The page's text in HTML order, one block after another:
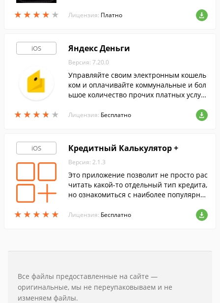
★ ★ ★ ★ ★
★ ★ ★ ★ ★ Лицензия: Платно
iOS
★ ★ ★ ★ ★
★ ★ ★ ★ ★
Яндекс Деньги
Версия: 7.20.0
Управляйте своим электронным кошель
ком и оплачивайте коммунальные и бол
ьшое количество прочих платных услуг
Лицензия: Бесплатно
iOS
★ ★ ★ ★ ★
★ ★ ★ ★ ★
Кредитный Калькулятор +
Версия: 2.1.3
Это приложение позволит не просто рас
читать какой-то отдельный тип кредита,
но ознакомиться с наиболее популярны
о всем мире.
Лицензия: Бесплатно
Все файлы предоставленные на сайте —
оригинальные, мы не переупаковываем и не
изменяем файлы.